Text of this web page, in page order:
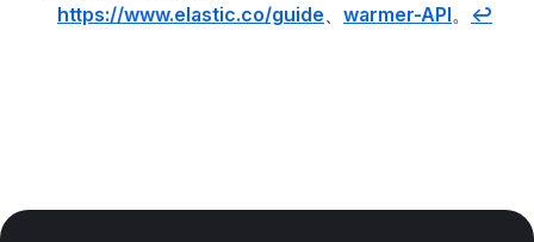
https://www.elastic.co/guide
warmer-API。 ↩